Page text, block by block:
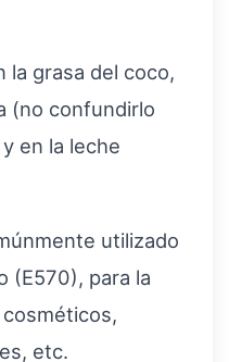
la grasa del coco,
(no confundirlo
en la leche
utilizado
(E570), para la
etc.